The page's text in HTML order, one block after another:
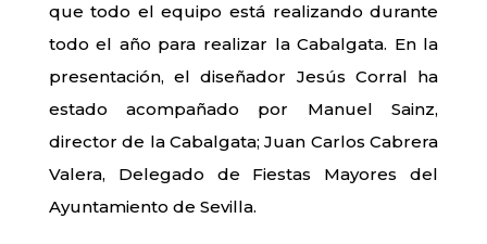
que todo el equipo está realizando durante
todo el año para realizar la Cabalgata. En la
presentación, el diseñador Jesús Corral ha
estado acompañado por Manuel Sainz,
director de la Cabalgata; Juan Carlos Cabrera
Valera, Delegado de Fiestas Mayores del
Ayuntamiento de Sevilla.